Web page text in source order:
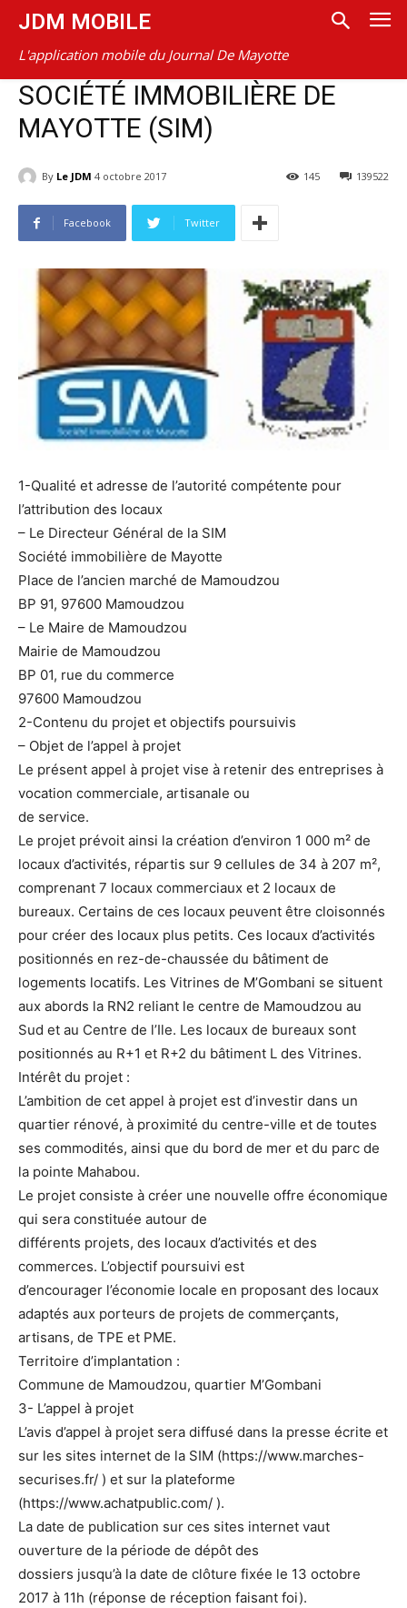
JDM MOBILE
L'application mobile du Journal De Mayotte
SOCIÉTÉ IMMOBILIÈRE DE
MAYOTTE (SIM)
By Le JDM 4 octobre 2017 139522
145
Facebook Twitter
1-Qualité et adresse de l’autorité compétente pour
l’attribution des locaux
– Le Directeur Général de la SIM
Société immobilière de Mayotte
Place de l’ancien marché de Mamoudzou
BP 91, 97600 Mamoudzou
– Le Maire de Mamoudzou
Mairie de Mamoudzou
BP 01, rue du commerce
97600 Mamoudzou
2-Contenu du projet et objectifs poursuivis
– Objet de l’appel à projet
Le présent appel à projet vise à retenir des entreprises à
vocation commerciale, artisanale ou
de service.
Le projet prévoit ainsi la création d’environ 1 000 m² de
locaux d’activités, répartis sur 9 cellules de 34 à 207 m²,
comprenant 7 locaux commerciaux et 2 locaux de
bureaux. Certains de ces locaux peuvent être cloisonnés
pour créer des locaux plus petits. Ces locaux d’activités
positionnés en rez-de-chaussée du bâtiment de
logements locatifs. Les Vitrines de M’Gombani se situent
aux abords la RN2 reliant le centre de Mamoudzou au
Sud et au Centre de l’Ile. Les locaux de bureaux sont
positionnés au R+1 et R+2 du bâtiment L des Vitrines.
Intérêt du projet :
L’ambition de cet appel à projet est d’investir dans un
quartier rénové, à proximité du centre-ville et de toutes
ses commodités, ainsi que du bord de mer et du parc de
la pointe Mahabou.
Le projet consiste à créer une nouvelle offre économique
qui sera constituée autour de
différents projets, des locaux d’activités et des
commerces. L’objectif poursuivi est
d’encourager l’économie locale en proposant des locaux
adaptés aux porteurs de projets de commerçants,
artisans, de TPE et PME.
Territoire d’implantation :
Commune de Mamoudzou, quartier M’Gombani
3- L’appel à projet
L’avis d’appel à projet sera diffusé dans la presse écrite et
sur les sites internet de la SIM (https://www.marches-
securises.fr/ ) et sur la plateforme
(https://www.achatpublic.com/ ).
La date de publication sur ces sites internet vaut
ouverture de la période de dépôt des
dossiers jusqu’à la date de clôture fixée le 13 octobre
2017 à 11h (réponse de réception faisant foi).